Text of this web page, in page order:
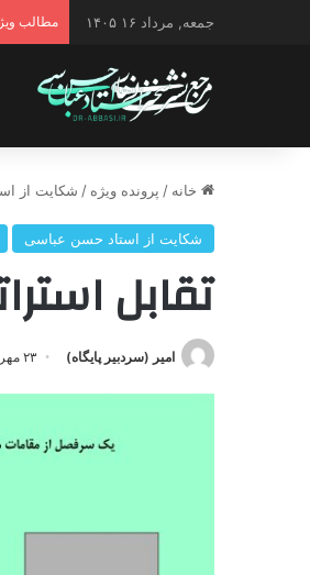
جمعه, مرداد ۱۶ ۱۴۰۵ مطالب
خانه / پرونده ویژه / شکایت از
شکایت از استاد حسن عباسی
تقابل
امیر (سردبیر پایگاه) ۲۳ مهر ۱۳۹۷